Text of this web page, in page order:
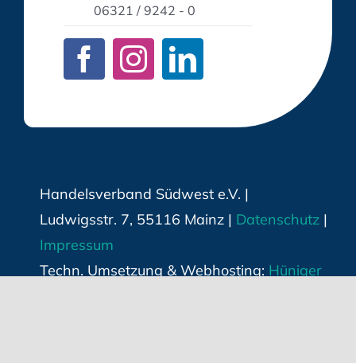
06321 / 9242 - 0
Handelsverband Südwest e.V. |
Ludwigsstr. 7, 55116 Mainz | Datenschutz|
Impressum
Techn. Umsetzung & Webhosting: Hüniger